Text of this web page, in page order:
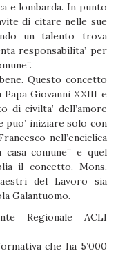
e lombarda. In punto
di citare nelle sue
un talento trova
responsabilita’ per
Questo concetto
Giovanni XXIII e
civilta’ dell’amore
puo’ iniziare solo con
nell’enciclica
comune” e quel
il concetto. Mons.
del Lavoro sia
Galantuomo.
Regionale ACLI
che ha 5’000